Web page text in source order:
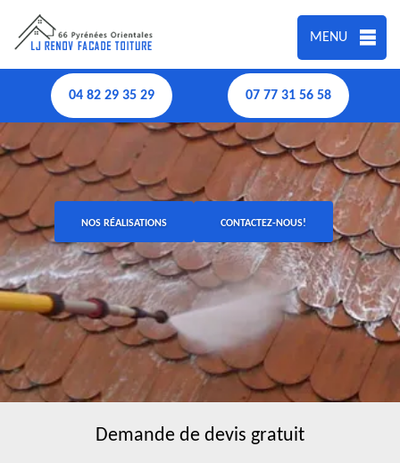
MENU
04 82 29 35 29 07 77 31 56 58
NOS RÉALISATIONS CONTACTEZ-NOUS!
Demande de devis gratuit